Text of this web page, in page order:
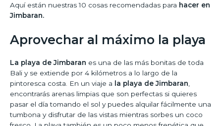
Aquí están nuestras 10 cosas recomendadas para hacer en
Jimbaran.
Aprovechar al máximo la playa
La playa de Jimbaran es una de las más bonitas de toda
Bali y se extiende por 4 kilómetros a lo largo de la
pintoresca costa. En un viaje a la playa de Jimbaran
encontrarás arenas limpias que son perfectas si quieres
pasar el día tomando el sol y puedes alquilar fácilmente una
tumbona y disfrutar de las vistas mientras sorbes un coco